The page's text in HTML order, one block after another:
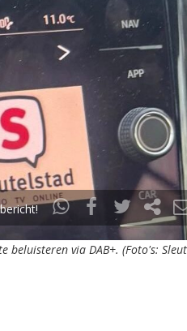
bericht!
beluisteren via DAB+. (Foto's: